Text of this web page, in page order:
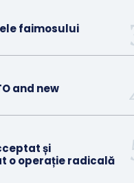
faimosului
and new
și
o operație radicală